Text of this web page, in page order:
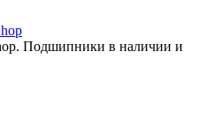
Подшипники в наличии и